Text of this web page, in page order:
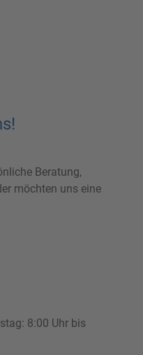
Beratung,
möchten uns eine
8:00 Uhr bis